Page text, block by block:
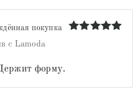
покупка
с Lamoda
форму.